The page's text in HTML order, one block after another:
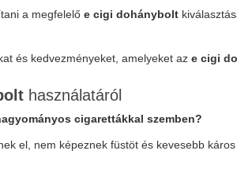
a megfelelőe cigi dohánybolt
és kedvezményeket, amelyeket aze cigi
használatáról
cigarettákkal szemben?
el, nem képeznek füstöt és kevesebb